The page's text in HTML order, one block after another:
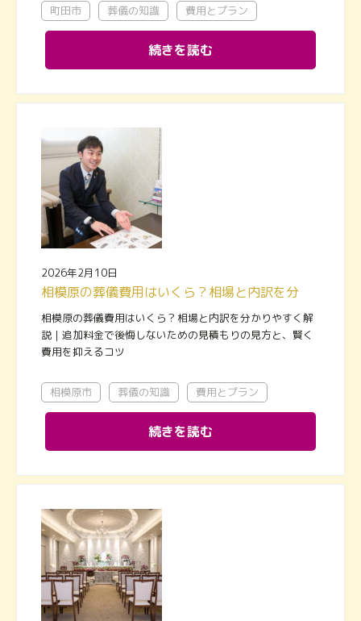
町田市 葬儀の知識 費用とプラン
続きを読む
2026年2月10日
相模原の葬儀費用はいくら？相場と内訳を分かりやすく解
説｜追加料金で後悔しないための見積もりの見方と、賢く
費用を抑えるコツ
相模原市 葬儀の知識 費用とプラン
続きを読む